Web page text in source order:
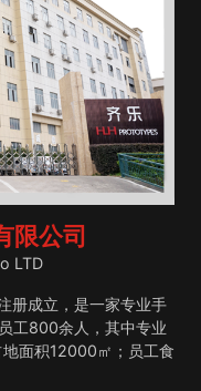
限公司
LTD
册成立，是一家专业手
工800余人，其中专业
面积12000㎡；员工食